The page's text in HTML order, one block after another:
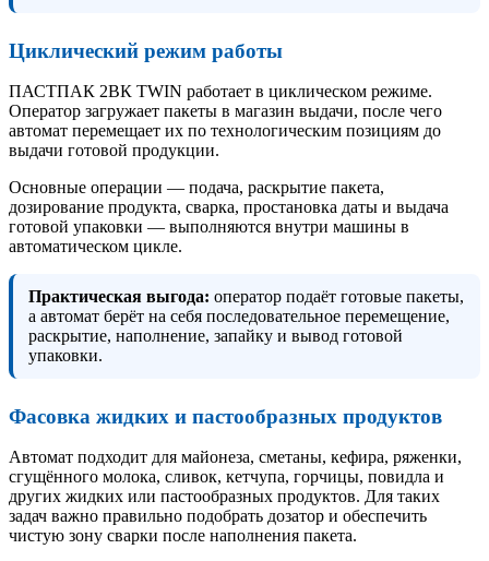
Циклический режим работы
ПАСТПАК 2ВК TWIN работает в циклическом режиме.
Оператор загружает пакеты в магазин выдачи, после чего
автомат перемещает их по технологическим позициям до
выдачи готовой продукции.
Основные операции — подача, раскрытие пакета,
дозирование продукта, сварка, простановка даты и выдача
готовой упаковки — выполняются внутри машины в
автоматическом цикле.
Практическая выгода: оператор подаёт готовые пакеты,
а автомат берёт на себя последовательное перемещение,
раскрытие, наполнение, запайку и вывод готовой
упаковки.
Фасовка жидких и пастообразных продуктов
Автомат подходит для майонеза, сметаны, кефира, ряженки,
сгущённого молока, сливок, кетчупа, горчицы, повидла и
других жидких или пастообразных продуктов. Для таких
задач важно правильно подобрать дозатор и обеспечить
чистую зону сварки после наполнения пакета.